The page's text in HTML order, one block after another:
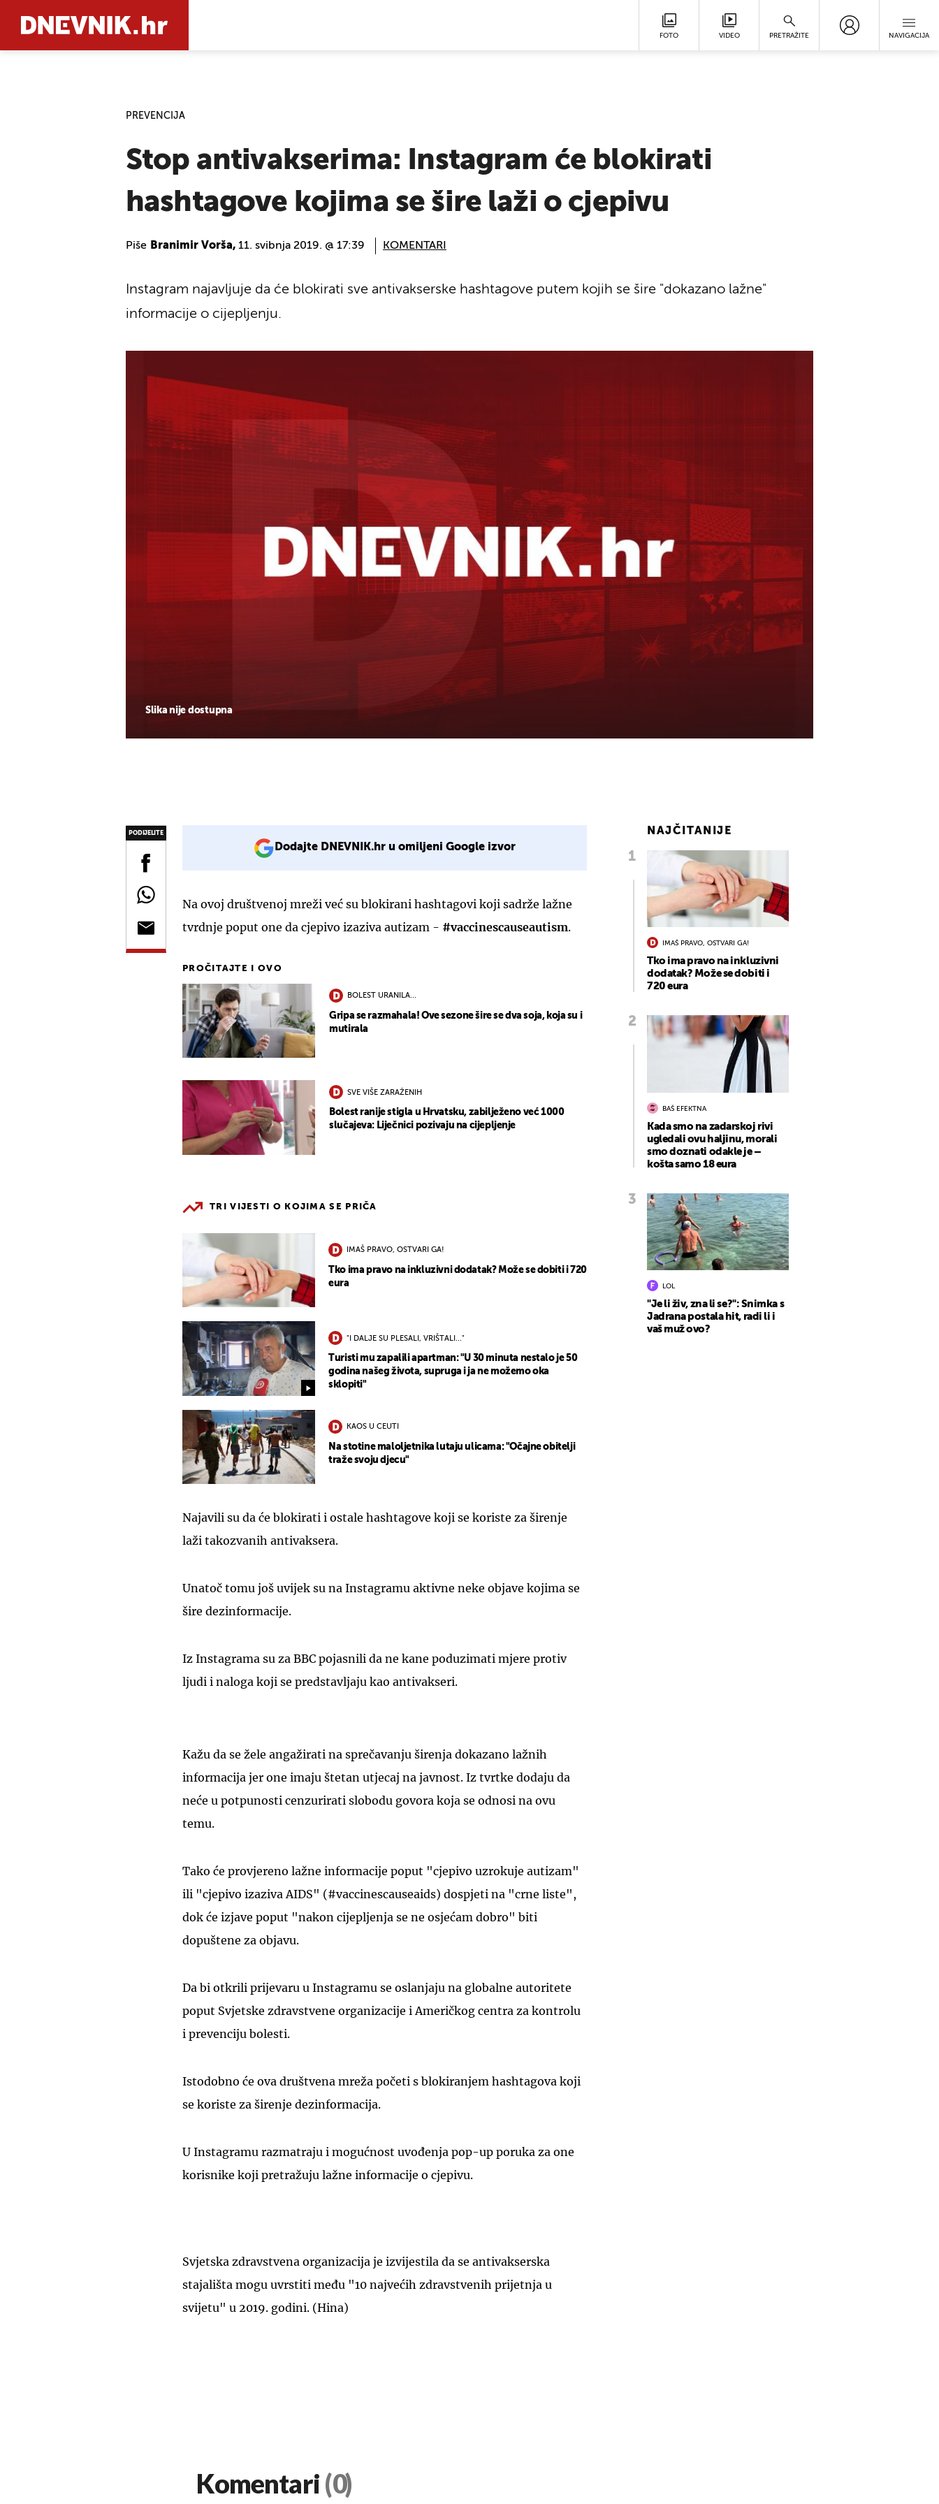
FOTO VIDEO PRETRAŽITE NAVIGACIJA
PREVENCIJA
Stop antivakserima: Instagram će blokirati
hashtagove kojima se šire laži o cjepivu
Piše Branimir Vorša, 11. svibnja 2019. @ 17:39 KOMENTARI
Slika nije dostupna
Instagram najavljuje da će blokirati sve antivakserske hashtagove putem kojih se šire "dokazano lažne"
informacije o cijepljenju.
PODIJELITE
Dodajte DNEVNIK.hr u omiljeni Google izvor
Na ovoj društvenoj mreži već su blokirani hashtagovi koji sadrže lažne
tvrdnje poput one da cjepivo izaziva autizam - #vaccinescauseautism.
PROČITAJTE I OVO
BOLEST URANILA...
Gripa se razmahala! Ove sezone šire se dva soja, koja su i
mutirala
SVE VIŠE ZARAŽENIH
Bolest ranije stigla u Hrvatsku, zabilježeno već 1000
slučajeva: Liječnici pozivaju na cijepljenje
TRI VIJESTI O KOJIMA SE PRIČA
IMAŠ PRAVO, OSTVARI GA!
Tko ima pravo na inkluzivni dodatak? Može se dobiti i 720
eura
"I DALJE SU PLESALI, VRIŠTALI..."
Turisti mu zapalili apartman: "U 30 minuta nestalo je 50
godina našeg života, supruga i ja ne možemo oka
sklopiti"
KAOS U CEUTI
Na stotine maloljetnika lutaju ulicama: "Očajne obitelji
traže svoju djecu"
Najavili su da će blokirati i ostale hashtagove koji se koriste za širenje
laži takozvanih antivaksera.
Unatoč tomu još uvijek su na Instagramu aktivne neke objave kojima se
šire dezinformacije.
Iz Instagrama su za BBC pojasnili da ne kane poduzimati mjere protiv
ljudi i naloga koji se predstavljaju kao antivakseri.
Kažu da se žele angažirati na sprečavanju širenja dokazano lažnih
informacija jer one imaju štetan utjecaj na javnost. Iz tvrtke dodaju da
neće u potpunosti cenzurirati slobodu govora koja se odnosi na ovu
temu.
Tako će provjereno lažne informacije poput "cjepivo uzrokuje autizam"
ili "cjepivo izaziva AIDS" (#vaccinescauseaids) dospjeti na "crne liste",
dok će izjave poput "nakon cijepljenja se ne osjećam dobro" biti
dopuštene za objavu.
Da bi otkrili prijevaru u Instagramu se oslanjaju na globalne autoritete
poput Svjetske zdravstvene organizacije i Američkog centra za kontrolu
i prevenciju bolesti.
Istodobno će ova društvena mreža početi s blokiranjem hashtagova koji
se koriste za širenje dezinformacija.
U Instagramu razmatraju i mogućnost uvođenja pop-up poruka za one
korisnike koji pretražuju lažne informacije o cjepivu.
Svjetska zdravstvena organizacija je izvijestila da se antivakserska
stajališta mogu uvrstiti među "10 najvećih zdravstvenih prijetnja u
svijetu" u 2019. godini. (Hina)
NAJČITANIJE
IMAŠ PRAVO, OSTVARI GA!
Tko ima pravo na inkluzivni
dodatak? Može se dobiti i
720 eura
BAŠ EFEKTNA
Kada smo na zadarskoj rivi
ugledali ovu haljinu, morali
smo doznati odakle je –
košta samo 18 eura
LOL
"Je li živ, zna li se?": Snimka s
Jadrana postala hit, radi li i
vaš muž ovo?
Komentari (0)
UKLJUČITE NOTIFIKACIJE